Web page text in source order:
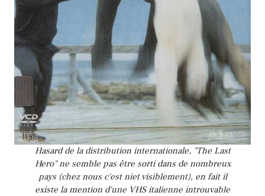
Hasard de la distribution internationale, "The Last
Hero" ne semble pas être sorti dans de nombreux
pays (chez nous c'est niet visiblement), en fait il
existe la mention d'une VHS italienne introuvable